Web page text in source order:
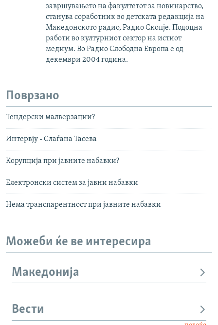
завршувањето на факултетот за новинарство,
станува соработник во детската редакција на
Македонското радио, Радио Скопје. Подоцна
работи во културниот сектор на истиот
медиум. Во Радио Слободна Европа е од
декември 2004 година.
Поврзано
Тендерски малверзации?
Интервју - Слаѓана Тасева
Корупција при јавните набавки?
Електронски систем за јавни набавки
Нема транспарентност при јавните набавки
Можеби ќе ве интересира
Македонија
Вести